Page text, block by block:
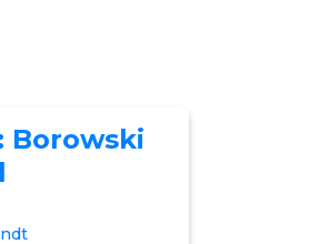
Borowski